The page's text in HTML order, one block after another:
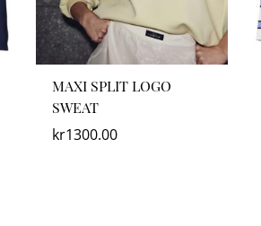
MAXI SPLIT LOGO
SWEAT
kr1300.00